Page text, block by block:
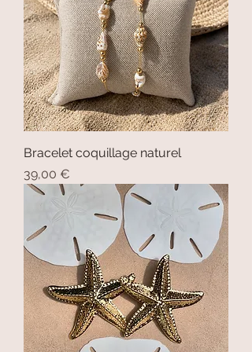
Bracelet coquillage naturel
Prix
39,00 €